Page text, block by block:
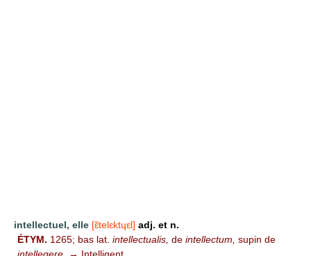
intellectuel, elle [ɛ̃telɛktɥɛl] adj. et n.
ÉTYM. 1265; bas lat. intellectualis, de intellectum, supin de